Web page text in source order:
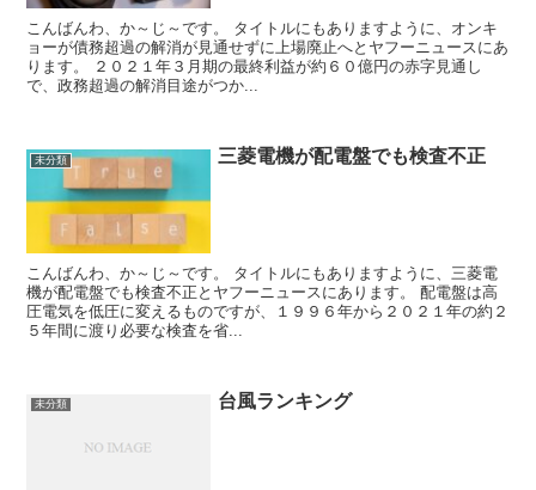
こんばんわ、か～じ～です。 タイトルにもありますように、オンキ
ョーが債務超過の解消が見通せずに上場廃止へとヤフーニュースにあ
ります。 ２０２１年３月期の最終利益が約６０億円の赤字見通し
で、政務超過の解消目途がつか...
未分類 三菱電機が配電盤でも検査不正
こんばんわ、か～じ～です。 タイトルにもありますように、三菱電
機が配電盤でも検査不正とヤフーニュースにあります。 配電盤は高
圧電気を低圧に変えるものですが、１９９６年から２０２１年の約２
５年間に渡り必要な検査を省...
未分類 台風ランキング